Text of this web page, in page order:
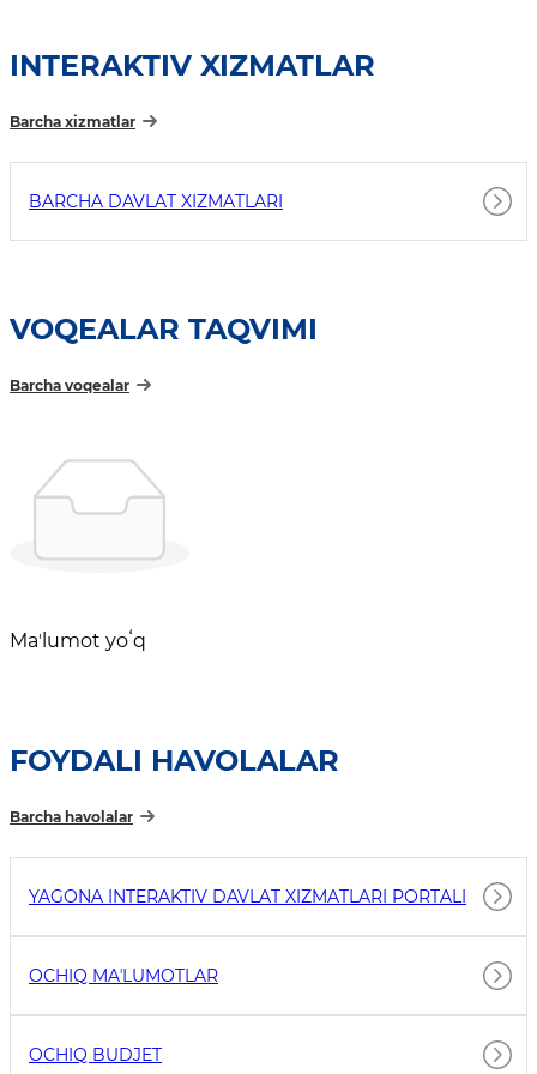
INTERAKTIV XIZMATLAR
Barcha xizmatlar
BARCHA DAVLAT XIZMATLARI
VOQEALAR TAQVIMI
Barcha voqealar
Maʼlumot yoʻq
FOYDALI HAVOLALAR
Barcha havolalar
YAGONA INTERAKTIV DAVLAT XIZMATLARI PORTALI
OCHIQ MAʼLUMOTLAR
OCHIQ BUDJET